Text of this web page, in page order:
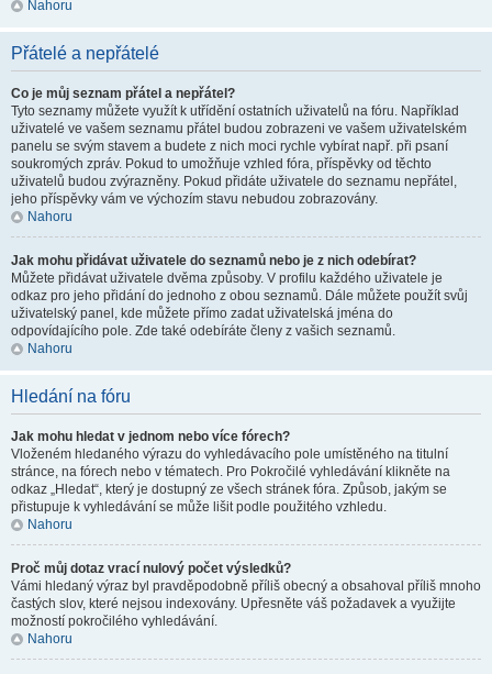
Nahoru
Přátelé a nepřátelé
Co je můj seznam přátel a nepřátel?
Tyto seznamy můžete využít k utřídění ostatních uživatelů na fóru. Například
uživatelé ve vašem seznamu přátel budou zobrazeni ve vašem uživatelském
panelu se svým stavem a budete z nich moci rychle vybírat např. při psaní
soukromých zpráv. Pokud to umožňuje vzhled fóra, příspěvky od těchto
uživatelů budou zvýrazněny. Pokud přidáte uživatele do seznamu nepřátel,
jeho příspěvky vám ve výchozím stavu nebudou zobrazovány.
Nahoru
Jak mohu přidávat uživatele do seznamů nebo je z nich odebírat?
Můžete přidávat uživatele dvěma způsoby. V profilu každého uživatele je
odkaz pro jeho přidání do jednoho z obou seznamů. Dále můžete použít svůj
uživatelský panel, kde můžete přímo zadat uživatelská jména do
odpovídajícího pole. Zde také odebíráte členy z vašich seznamů.
Nahoru
Hledání na fóru
Jak mohu hledat v jednom nebo více fórech?
Vloženém hledaného výrazu do vyhledávacího pole umístěného na titulní
stránce, na fórech nebo v tématech. Pro Pokročilé vyhledávání klikněte na
odkaz „Hledat“, který je dostupný ze všech stránek fóra. Způsob, jakým se
přistupuje k vyhledávání se může lišit podle použitého vzhledu.
Nahoru
Proč můj dotaz vrací nulový počet výsledků?
Vámi hledaný výraz byl pravděpodobně příliš obecný a obsahoval příliš mnoho
častých slov, které nejsou indexovány. Upřesněte váš požadavek a využijte
možností pokročilého vyhledávání.
Nahoru